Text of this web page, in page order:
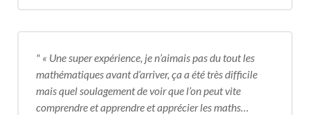
« Une super expérience, je n’aimais pas du tout les
mathématiques avant d’arriver, ça a été très difficile
mais quel soulagement de voir que l’on peut vite
comprendre et apprendre et apprécier les maths…